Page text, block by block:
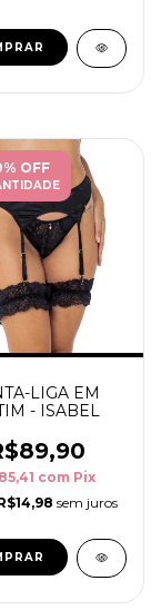
OFF
LIGA EM
- ISABEL
com Pix
sem juros